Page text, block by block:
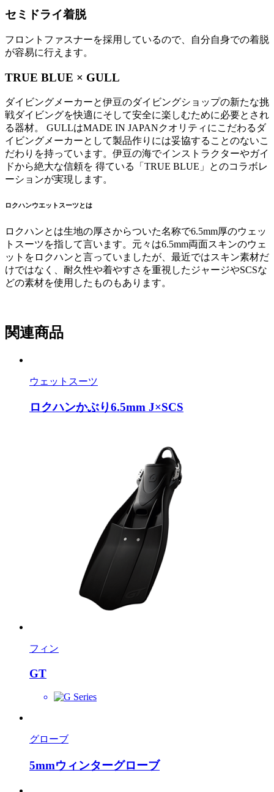
セミドライ着脱
フロントファスナーを採用しているので、自分自身での着脱
が容易に行えます。
TRUE BLUE × GULL
ダイビングメーカーと伊豆のダイビングショップの新たな挑
戦ダイビングを快適にそして安全に楽しむために必要とされ
る器材。 GULLはMADE IN JAPANクオリティにこだわるダ
イビングメーカーとして製品作りには妥協することのないこ
だわりを持っています。伊豆の海でインストラクターやガイ
ドから絶大な信頼を 得ている「TRUE BLUE」とのコラボレ
ーションが実現します。
ロクハンウエットスーツとは
ロクハンとは生地の厚さからついた名称で6.5mm厚のウェッ
トスーツを指して言います。元々は6.5mm両面スキンのウェ
ットをロクハンと言っていましたが、最近ではスキン素材だ
けではなく、耐久性や着やすさを重視したジャージやSCSな
どの素材を使用したものもあります。
関連商品
ウェットスーツ
ロクハンかぶり6.5mm J×SCS
フィン
GT
グローブ
5mmウィンターグローブ